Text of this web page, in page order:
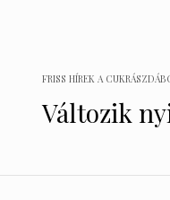
FRISS HÍREK A
Változik